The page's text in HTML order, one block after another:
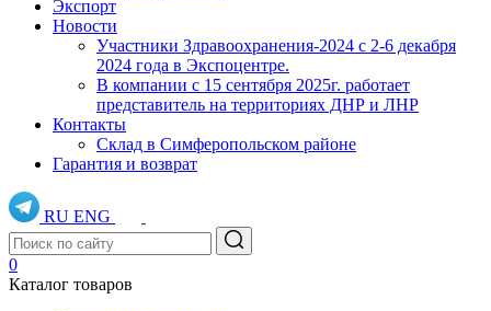
Экспорт
Новости
Участники Здравоохранения-2024 с 2-6 декабря
2024 года в Экспоцентре.
В компании с 15 сентября 2025г. работает
представитель на территориях ДНР и ЛНР
Контакты
Склад в Симферопольском районе
Гарантия и возврат
RU ENG
0
Каталог товаров